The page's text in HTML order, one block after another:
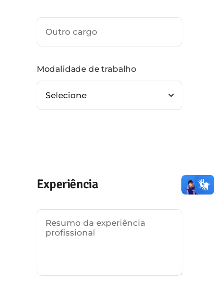
Modalidade de trabalho
Experiência